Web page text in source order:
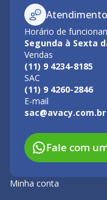
Atendimento
Horário de
Segunda à Sexta
Vendas
(11) 9 4234-8185
SAC
(11) 9 4260-2846
E-mail
sac@avacy.com.br
Fale com
Minha conta